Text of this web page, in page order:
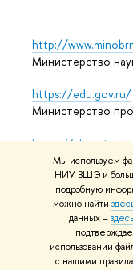
Мы используем
НИУ ВШЭ и
подробную
можно найти
данных –здесь
использовании
с нашими
http://
Министерство
https://edu.gov.ru/
Министерство
https://
Массовые
© НИУ ВШЭ
использования
Карта сайта